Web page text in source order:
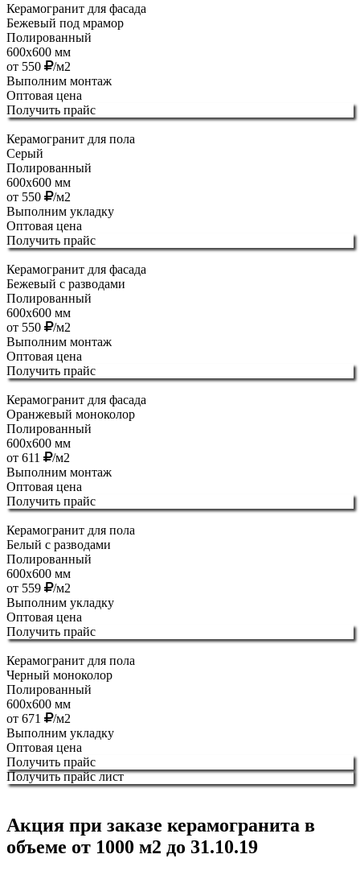
Керамогранит для фасада
Бежевый под мрамор
Полированный
600х600 мм
от 550
/м2
Выполним монтаж
Оптовая цена
Получить прайс
Керамогранит для пола
Серый
Полированный
600х600 мм
от 550
/м2
Выполним укладку
Оптовая цена
Получить прайс
Керамогранит для фасада
Бежевый с разводами
Полированный
600х600 мм
от 550
/м2
Выполним монтаж
Оптовая цена
Получить прайс
Керамогранит для фасада
Оранжевый моноколор
Полированный
600х600 мм
от 611
/м2
Выполним монтаж
Оптовая цена
Получить прайс
Керамогранит для пола
Белый с разводами
Полированный
600х600 мм
от 559
/м2
Выполним укладку
Оптовая цена
Получить прайс
Керамогранит для пола
Черный моноколор
Полированный
600х600 мм
от 671
/м2
Выполним укладку
Оптовая цена
Получить прайс
Получить прайс лист
Акция при заказе керамогранита в
объеме от 1000 м2 до 31.10.19